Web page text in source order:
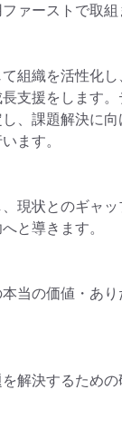
ァーストで取
組織を活性化
支援をします
、課題解決に向
ます。
現状とのギャッ
と導きます。
当の価値・あ
解決するため